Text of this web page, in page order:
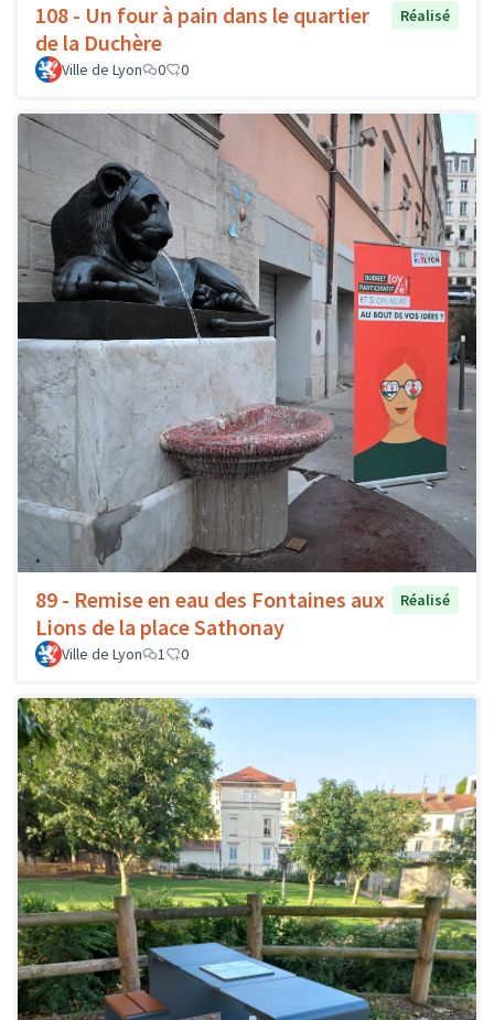
108 - Un four à pain dans le quartier
de la Duchère
Réalisé
Ville de Lyon 0 0
89 - Remise en eau des Fontaines aux
Lions de la place Sathonay
Réalisé
Ville de Lyon 1 0